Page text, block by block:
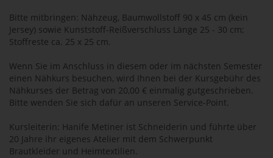
Bitte mitbringen: Nähzeug, Baumwollstoff 90 x 45 cm (kein
Jersey) sowie Kunststoff-Reißverschluss Länge 25 - 30 cm;
Stoffreste ca. 25 x 25 cm.
Wenn Sie im Anschluss in diesem oder im nächsten Semester
einen Nähkurs besuchen, wird Ihnen bei der Kursgebühr des
Nähkurses der Betrag von 20,00 € einmalig gutgeschrieben.
Bitte wenden Sie sich dafür an unseren Service-Point.
Kursleiterin: Hanife Metiner ist Schneiderin und führte über
20 Jahre ihr eigenes Atelier mit dem Schwerpunkt
Brautkleider und Heimtextilien.